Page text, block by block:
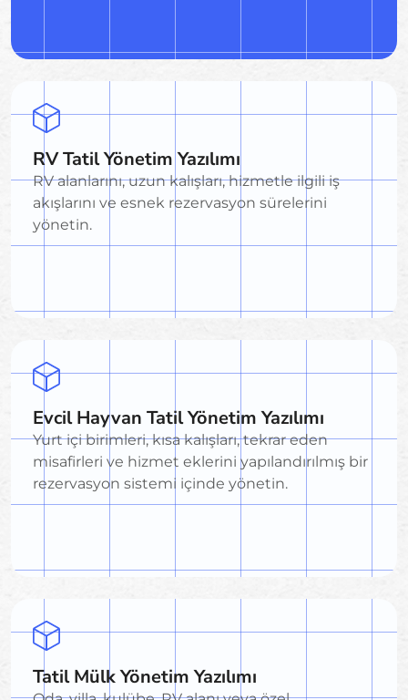
RV Tatil Yönetim Yazılımı
RV alanlarını, uzun kalışları, hizmetle ilgili iş
akışlarını ve esnek rezervasyon sürelerini
yönetin.
Evcil Hayvan Tatil Yönetim Yazılımı
Yurt içi birimleri, kısa kalışları, tekrar eden
misafirleri ve hizmet eklerini yapılandırılmış bir
rezervasyon sistemi içinde yönetin.
Tatil Mülk Yönetim Yazılımı